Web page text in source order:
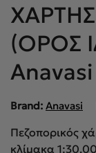
(ΟΡΟΣ
Anavasi
Brand: Anavasi
Πεζοπορικός
κλίμακα